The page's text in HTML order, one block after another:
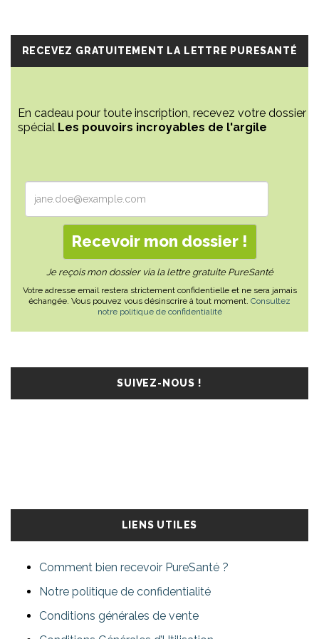
RECEVEZ GRATUITEMENT LA LETTRE PURESANTÉ
En cadeau pour toute inscription, recevez votre dossier
spécial Les pouvoirs incroyables de l'argile
Je reçois mon dossier via la lettre gratuite PureSanté
Votre adresse email restera strictement confidentielle et ne sera jamais
échangée. Vous pouvez vous désinscrire à tout moment. Consultez
notre politique de confidentialité
SUIVEZ-NOUS !
LIENS UTILES
Comment bien recevoir PureSanté ?
Notre politique de confidentialité
Conditions générales de vente